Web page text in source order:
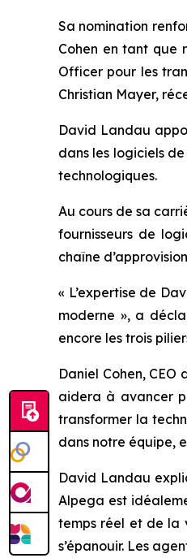
Sa nomination
Cohen en tant que
Officer pour les
Christian Mayer,
David Landau
dans les logiciels
technologiques.
Au cours de sa
fournisseurs de
chaîne
« L’expertise de
moderne », a
encore les trois
Daniel Cohen,
aidera à avancer
transformer la
dans notre équipe,
David Landau
Alpega est
temps réel et de la
s’épanouir. Les